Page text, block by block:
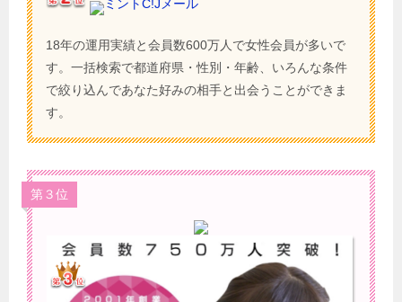
ミントC!Jメール
18年の運用実績と会員数600万人で女性会員が多いで
す。一括検索で都道府県・性別・年齢、いろんな条件
で絞り込んであなた好みの相手と出会うことができま
す。
第３位